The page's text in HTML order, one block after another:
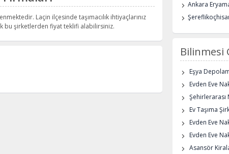
Laçin ilçesinde taşımacılık ihtiyaçlarınız
bu şirketlerden fiyat teklifi alabilirsiniz.
Ankara
Bilinmesi
Eşya
Evden Eve
Şehirlerarası
Ev Taşıma
Evden Eve
Evden Eve
Asansör